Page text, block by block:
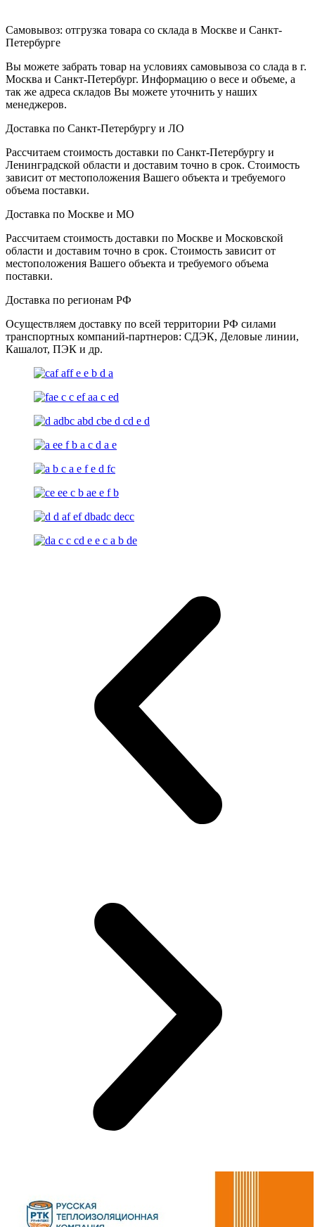
Самовывоз: отгрузка товара со склада в Москве и Санкт-
Петербурге
Вы можете забрать товар на условиях самовывоза со слада в г.
Москва и Санкт-Петербург. Информацию о весе и объеме, а
так же адреса складов Вы можете уточнить у наших
менеджеров.
Доставка по Санкт-Петербургу и ЛО
Рассчитаем стоимость доставки по Санкт-Петербургу и
Ленинградской области и доставим точно в срок. Стоимость
зависит от местоположения Вашего объекта и требуемого
объема поставки.
Доставка по Москве и МО
Рассчитаем стоимость доставки по Москве и Московской
области и доставим точно в срок. Стоимость зависит от
местоположения Вашего объекта и требуемого объема
поставки.
Доставка по регионам РФ
Осуществляем доставку по всей территории РФ силами
транспортных компаний-партнеров: СДЭК, Деловые линии,
Кашалот, ПЭК и др.